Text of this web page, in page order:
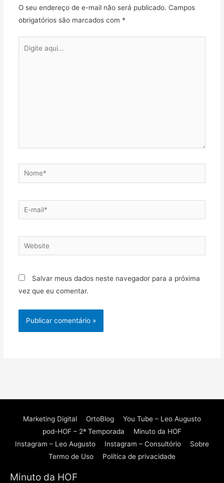
O seu endereço de e-mail não será publicado. Campos
obrigatórios são marcados com *
aqui...
Nome*
E-
mail*
Website
Salvar meus dados neste navegador para a próxima
vez que eu comentar.
Marketing Digital OrtoBlog
You Tube – Leo Augusto
pod-HOF – 2ª Temporada
Minuto da HOF
Instagram – Leo Augusto
Instagram – Consultório
Sobre
Termo de Uso
Política de privacidade
Minuto da HOF